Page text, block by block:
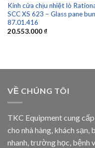
Kính cửa chịu nhiệt lò
SCC XS 623 – Glass pane
87.01.416
20.553.000₫
VỀ CHÚNG TÔI
TKC Equipment cung
cho nhà hàng, khách
nhanh, trường học, bệnh